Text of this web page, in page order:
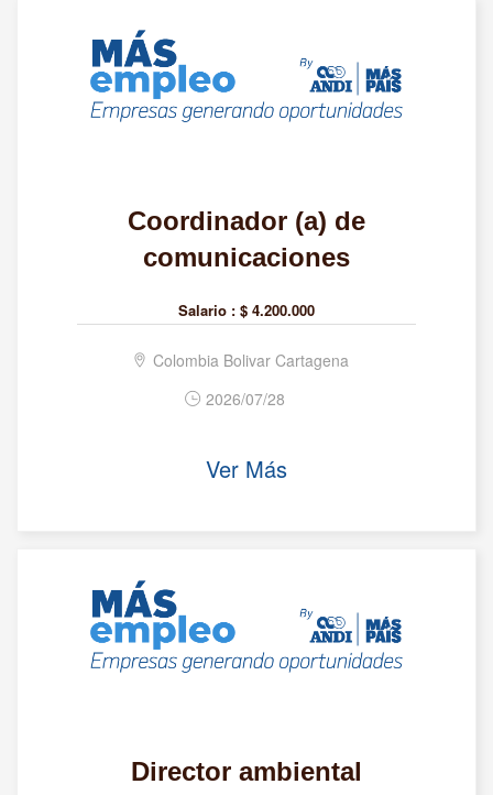
Coordinador (a) de
comunicaciones
Salario : $ 4.200.000
Colombia Bolivar Cartagena
2026/07/28
Ver Más
Director ambiental